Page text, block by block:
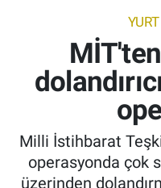
Milli İstihbarat
operasyonda çok
üzerinden